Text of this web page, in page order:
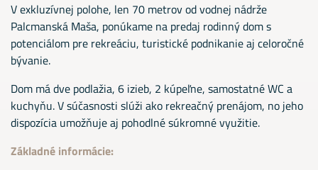
V exkluzívnej polohe, len 70 metrov od vodnej nádrže
Palcmanská Maša, ponúkame na predaj rodinný dom s
potenciálom pre rekreáciu, turistické podnikanie aj celoročné
bývanie.
Dom má dve podlažia, 6 izieb, 2 kúpeľne, samostatné WC a
kuchyňu. V súčasnosti slúži ako rekreačný prenájom, no jeho
dispozícia umožňuje aj pohodlné súkromné využitie.
Základné informácie: